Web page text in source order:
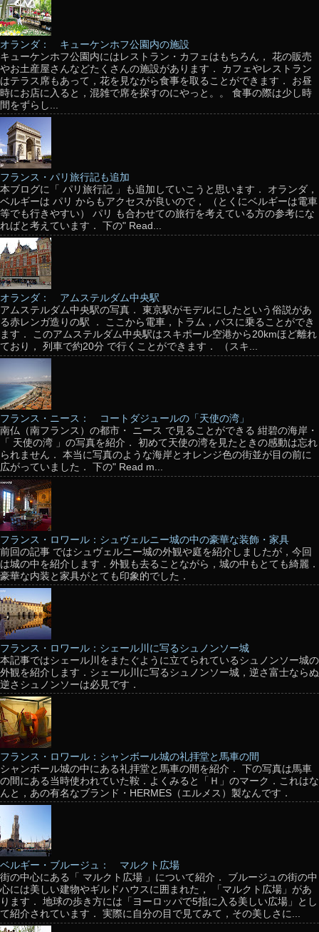
オランダ： キューケンホフ公園内の施設
キューケンホフ公園内にはレストラン・カフェはもちろん， 花の販売
やお土産屋さんなどたくさんの施設があります． カフェやレストラン
はテラス席もあって，花を見ながら食事を取ることができます． お昼
時にお店に入ると，混雑で席を探すのにやっと。。 食事の際は少し時
間をずらし...
フランス・パリ旅行記も追加
本ブログに「 パリ旅行記 」も追加していこうと思います． オランダ，
ベルギーは パリ からもアクセスが良いので， （とくにベルギーは電車
等でも行きやすい） パリ も合わせての旅行を考えている方の参考にな
ればと考えています． 下の" Read...
オランダ： アムステルダム中央駅
アムステルダム中央駅の写真． 東京駅がモデルにしたという俗説があ
る赤レンガ造りの駅 ． ここから電車，トラム，バスに乗ることができ
ます． このアムステルダム中央駅はスキポール空港から20kmほど離れ
ており， 列車で約20分 で行くことができます． （スキ...
フランス・ニース： コートダジュールの「天使の湾」
南仏（南フランス）の都市・ ニース で見ることができる 紺碧の海岸・
「 天使の湾 」の写真を紹介． 初めて天使の湾を見たときの感動は忘れ
られません． 本当に写真のような海岸とオレンジ色の街並が目の前に
広がっていました． 下の" Read m...
フランス・ロワール：シュヴェルニー城の中の豪華な装飾・家具
前回の記事 ではシュヴェルニー城の外観や庭を紹介しましたが，今回
は城の中を紹介します．外観も去ることながら，城の中もとても綺麗．
豪華な内装と家具がとても印象的でした．
フランス・ロワール：シェール川に写るシュノンソー城
本記事ではシェール川をまたぐように立てられているシュノンソー城の
外観を紹介します．シェール川に写るシュノンソー城，逆さ富士ならぬ
逆さシュノンソーは必見です．
フランス・ロワール：シャンボール城の礼拝堂と馬車の間
シャンボール城の中にある礼拝堂と馬車の間を紹介． 下の写真は馬車
の間にある当時使われていた鞍．よくみると「Ｈ」のマーク．これはな
んと，あの有名なブランド・HERMES（エルメス）製なんです．
ベルギー・ブルージュ： マルクト広場
街の中心にある「 マルクト広場 」について紹介． ブルージュの街の中
心には美しい建物やギルドハウスに囲まれた， 「マルクト広場」があ
ります． 地球の歩き方には「ヨーロッパで5指に入る美しい広場」とし
て紹介されています． 実際に自分の目で見てみて，その美しさに...